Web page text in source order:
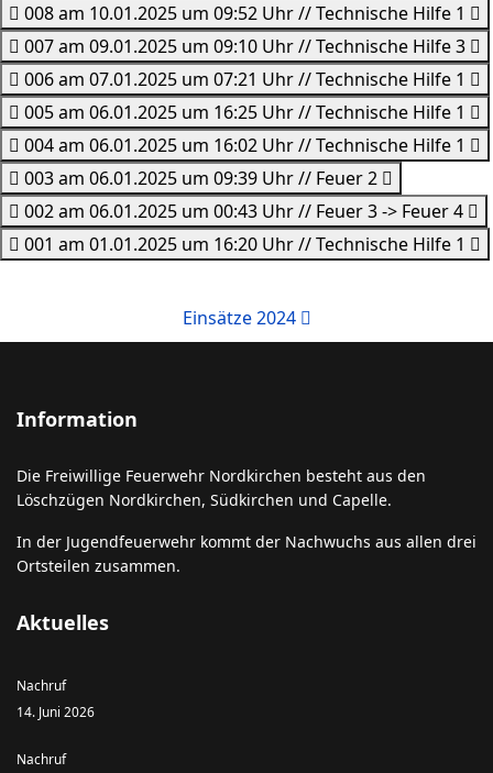
008 am 10.01.2025 um 09:52 Uhr // Technische Hilfe 1
007 am 09.01.2025 um 09:10 Uhr // Technische Hilfe 3
006 am 07.01.2025 um 07:21 Uhr // Technische Hilfe 1
005 am 06.01.2025 um 16:25 Uhr // Technische Hilfe 1
004 am 06.01.2025 um 16:02 Uhr // Technische Hilfe 1
003 am 06.01.2025 um 09:39 Uhr // Feuer 2
002 am 06.01.2025 um 00:43 Uhr // Feuer 3 -> Feuer 4
001 am 01.01.2025 um 16:20 Uhr // Technische Hilfe 1
Einsätze 2024
Information
Die Freiwillige Feuerwehr Nordkirchen besteht aus den
Löschzügen Nordkirchen, Südkirchen und Capelle.
In der Jugendfeuerwehr kommt der Nachwuchs aus allen drei
Ortsteilen zusammen.
Aktuelles
Nachruf
14. Juni 2026
Nachruf